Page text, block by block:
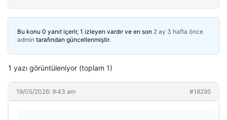
Bu konu 0 yanıt içerir, 1 izleyen vardır ve en son 2 ay 3 hafta önce
admin tarafından güncellenmiştir.
1 yazı görüntüleniyor (toplam 1)
19/05/2026: 9:43 am #18295